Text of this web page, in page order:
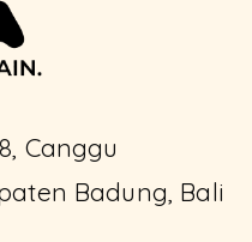
Canggu
Badung, Bali